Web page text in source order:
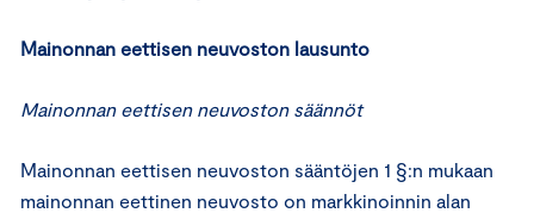
Mainonnan eettisen neuvoston lausunto
Mainonnan eettisen neuvoston säännöt
Mainonnan eettisen neuvoston sääntöjen 1 §:n mukaan
mainonnan eettinen neuvosto on markkinoinnin alan